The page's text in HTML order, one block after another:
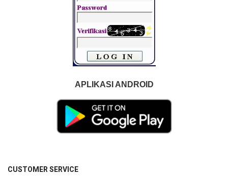
APLIKASI ANDROID
CUSTOMER SERVICE